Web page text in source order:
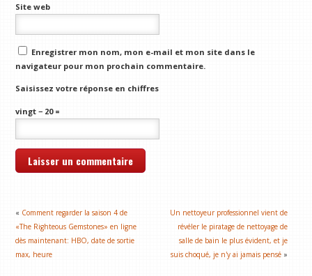
Site web
Enregistrer mon nom, mon e-mail et mon site dans le
navigateur pour mon prochain commentaire.
Saisissez votre réponse en chiffres
vingt − 20 =
« Comment regarder la saison 4 de
«The Righteous Gemstones» en ligne
dès maintenant: HBO, date de sortie
max, heure
Un nettoyeur professionnel vient de
révéler le piratage de nettoyage de
salle de bain le plus évident, et je
suis choqué, je n'y ai jamais pensé »